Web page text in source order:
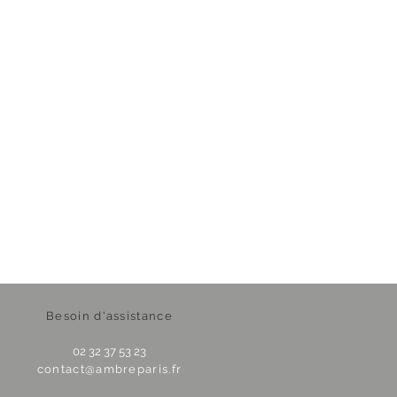
Besoin d'assistance
02 32 37 53 23
contact@ambreparis.fr